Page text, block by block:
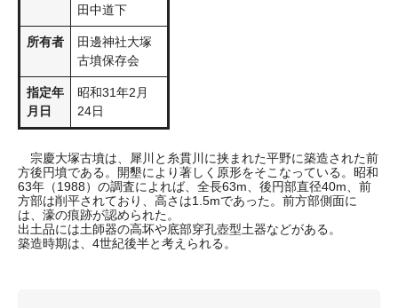
田中道下
所有者
田邊神社大塚
古墳保存会
指定年
月日
昭和31年2月
24日
宗慶大塚古墳は、犀川と糸貫川に挟まれた平野に築造された前
方後円墳である。開墾により著しく原形をそこなっている。昭和
63年（1988）の調査によれば、全長63m、後円部直径40m、前
方部は削平されており、高さは1.5mであった。前方部側面に
は、濠の痕跡が認められた。
出土品には土師器の高坏や底部穿孔壺型土器などがある。
築造時期は、4世紀後半と考えられる。